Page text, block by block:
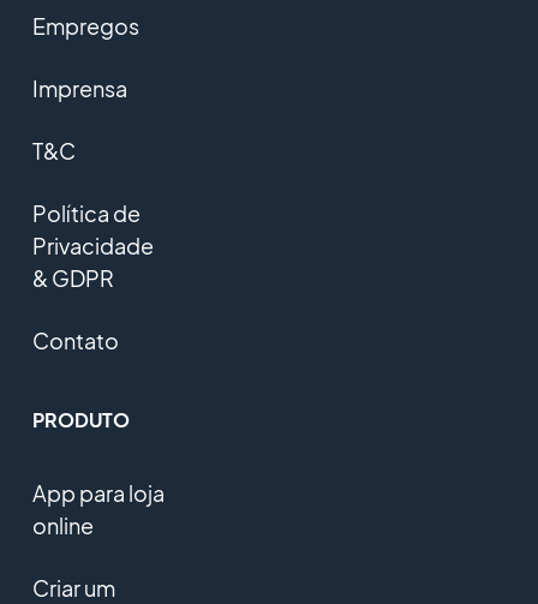
Empregos
Imprensa
T&C
Política de
Privacidade
& GDPR
Contato
PRODUTO
App para loja
online
Criar um